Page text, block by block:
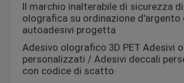
Il marchio inalterabile di sicurezza
olografica su ordinazione d'argento
autoadesivi progetta
Adesivo olografico 3D PET Adesivi
personalizzati / Adesivi deccali
con codice di scatto